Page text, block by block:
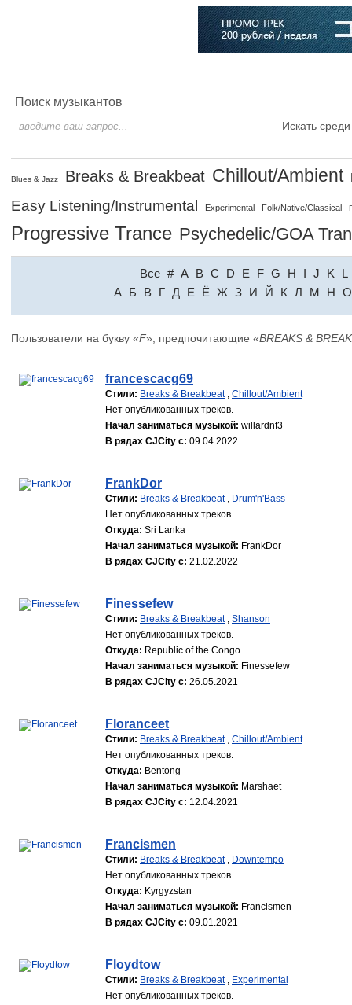
Поиск музыкантов
Искать
Blues & Jazz Breaks & Breakbeat Chillout/Ambient
Easy Listening/Instrumental Experimental Folk/Native/Classical
Progressive Trance Psychedelic/GOA
Все # A B C D E F G H I J K
L
A Б В Г Д Е Ё Ж З И Й К Л М Н О
Пользователи на букву «F», предпочитающие «BREAKS &
francescacg69
Стили: Breaks & Breakbeat, Chillout/Ambient
Нет опубликованных треков.
Начал заниматься музыкой: willardnf3
В рядах CJCity с: 09.04.2022
FrankDor
Стили: Breaks & Breakbeat, Drum'n'Bass
Нет опубликованных треков.
Откуда: Sri Lanka
Начал заниматься музыкой: FrankDor
В рядах CJCity с: 21.02.2022
Finessefew
Стили: Breaks & Breakbeat, Shanson
Нет опубликованных треков.
Откуда: Republic of the Congo
Начал заниматься музыкой: Finessefew
В рядах CJCity с: 26.05.2021
Floranceet
Стили: Breaks & Breakbeat, Chillout/Ambient
Нет опубликованных треков.
Откуда: Bentong
Начал заниматься музыкой: Marshaet
В рядах CJCity с: 12.04.2021
Francismen
Стили: Breaks & Breakbeat, Downtempo
Нет опубликованных треков.
Откуда: Kyrgyzstan
Начал заниматься музыкой: Francismen
В рядах CJCity с: 09.01.2021
Floydtow
Стили: Breaks & Breakbeat, Experimental
Нет опубликованных треков.